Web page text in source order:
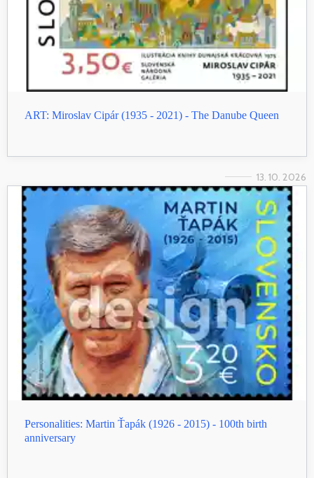
ART: Miroslav Cipár (1935 - 2021) - The Danube Queen
13. 10. 2026
Personalities: Martin Ťapák (1926 - 2015) - 100th birth
anniversary